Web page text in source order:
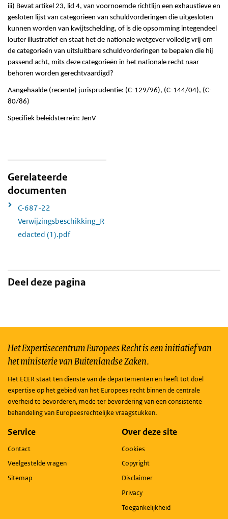
iii) Bevat artikel 23, lid 4, van voornoemde richtlijn een exhaustieve en
gesloten lijst van categorieën van schuldvorderingen die uitgesloten
kunnen worden van kwijtschelding, of is die opsomming integendeel
louter illustratief en staat het de nationale wetgever volledig vrij om
de categorieën van uitsluitbare schuldvorderingen te bepalen die hij
passend acht, mits deze categorieën in het nationale recht naar
behoren worden gerechtvaardigd?
Aangehaalde (recente) jurisprudentie: (C-129/96), (C-144/04), (C-
80/86)
Specifiek beleidsterrein: JenV
Gerelateerde
documenten
C-687-22
Verwijzingsbeschikking_R
edacted (1).pdf
Deel deze pagina
Het Expertisecentrum Europees Recht is een initiatief van
het ministerie van Buitenlandse Zaken.
Het ECER staat ten dienste van de departementen en heeft tot doel
expertise op het gebied van het Europees recht binnen de centrale
overheid te bevorderen, mede ter bevordering van een consistente
behandeling van Europeesrechtelijke vraagstukken.
Service
Contact
Veelgestelde vragen
Sitemap
Over deze site
Cookies
Copyright
Disclaimer
Privacy
Toegankelijkheid